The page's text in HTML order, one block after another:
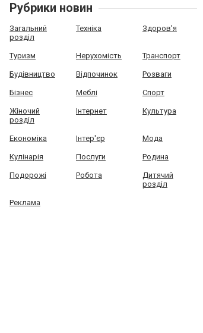
Рубрики новин
Загальний
розділ
Техніка Здоров'я
Туризм Нерухомість Транспорт
Будівництво Відпочинок Розваги
Бізнес Меблі Спорт
Жіночий
розділ
Інтернет Культура
Економіка Інтер'єр Мода
Кулінарія Послуги Родина
Подорожі Робота
Дитячий
розділ
Реклама